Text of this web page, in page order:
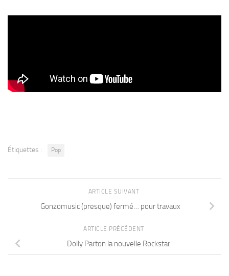
Étiquettes : Pop
ARTICLE SUIVANT
Gonzomusic (presque) fermé… pour travaux
ARTICLE PRÉCÉDENT
Dolly Parton la nouvelle Rockstar